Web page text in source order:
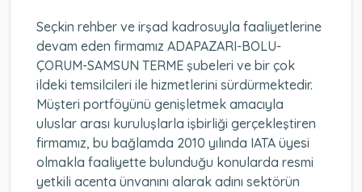
Seçkin rehber ve irşad kadrosuyla faaliyetlerine
devam eden firmamız ADAPAZARI-BOLU-
ÇORUM-SAMSUN TERME şubeleri ve bir çok
ildeki temsilcileri ile hizmetlerini sürdürmektedir.
Müşteri portföyünü genişletmek amacıyla
uluslar arası kuruluşlarla işbirliği gerçekleştiren
firmamız, bu bağlamda 2010 yılında IATA üyesi
olmakla faaliyette bulunduğu konularda resmi
yetkili acenta ünvanını alarak adını sektörün